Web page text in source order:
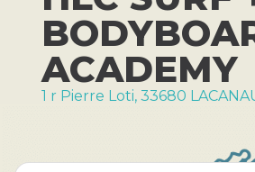
ACADEMY
1 r Pierre Loti, 33680